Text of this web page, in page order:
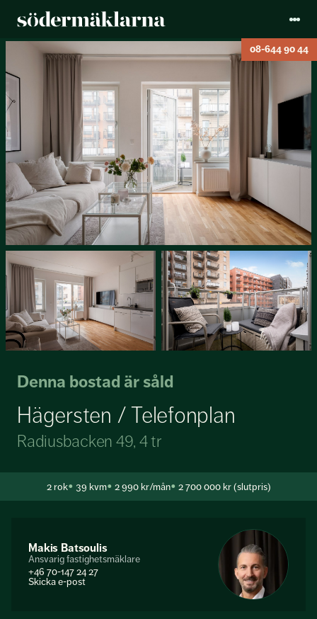
08-644 90 44
Denna bostad är såld
Radiusbacken 49, 4 tr
Hägersten / Telefonplan
2rok 39 kvm 2 990 kr/mån 2 700 000 kr (slutpris)
Makis Batsoulis
Ansvarig fastighetsmäklare
+46 70-147 24 27
Skicka e-post